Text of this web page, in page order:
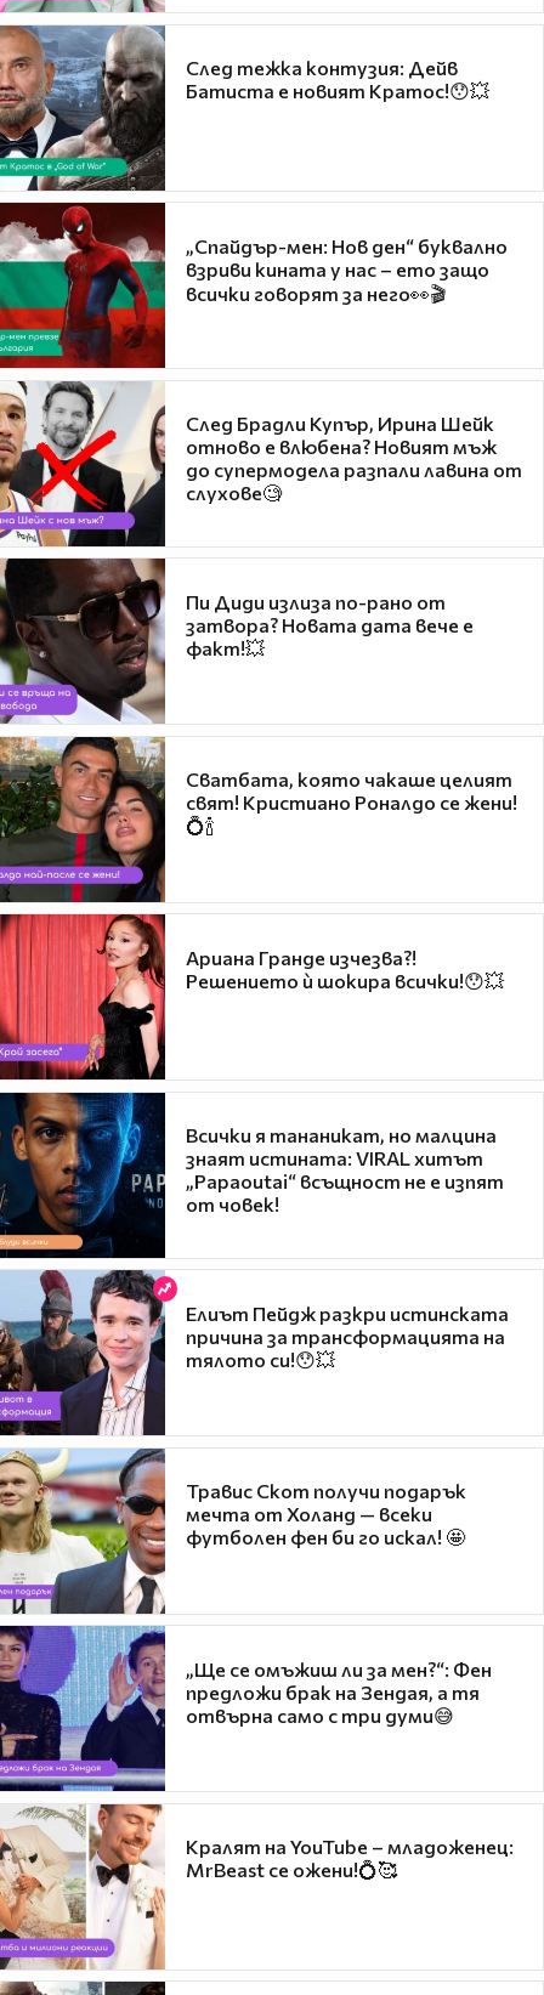
След тежка контузия: Дейв
Батиста е новият Кратос!😯💥
„Спайдър-мен: Нов ден“ буквално
взриви кината у нас – ето защо
всички говорят за него👀🎬
След Брадли Купър, Ирина Шейк
отново е влюбена? Новият мъж
до супермодела разпали лавина от
слухове🧐
Пи Диди излиза по-рано от
затвора? Новата дата вече е
факт!💥
Сватбата, която чакаше целият
свят! Кристиано Роналдо се жени!
💍🍾
Ариана Гранде изчезва?!
Решението ѝ шокира всички!😯💥
Всички я тананикат, но малцина
знаят истината: VIRAL хитът
„Papaoutai“ всъщност не е изпят
от човек!
Елиът Пейдж разкри истинската
причина за трансформацията на
тялото си!😯💥
Травис Скот получи подарък
мечта от Холанд — всеки
футболен фен би го искал! 🤩
„Ще се омъжиш ли за мен?“: Фен
предложи брак на Зендая, а тя
отвърна само с три думи😅
Кралят на YouTube – младоженец:
MrBeast се ожени!💍🥰